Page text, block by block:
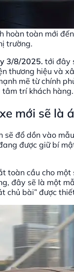
hoàn toàn mới
trường.
3/8/2025. tới đây
thương hiệu và
mẽ từ chính
tâm trí khách hàng.
mới sẽ là
sẽ đổ dồn vào
được giữ bí
toàn cầu cho
đây sẽ là một
chủ bài” được